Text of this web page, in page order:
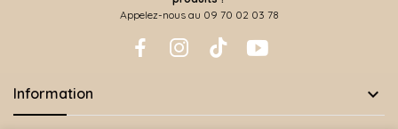
Appelez-nous au 09 70 02 03 78
Information 